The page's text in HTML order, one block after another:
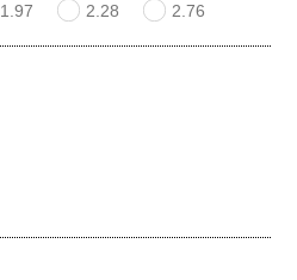
1.97 2.28 2.76